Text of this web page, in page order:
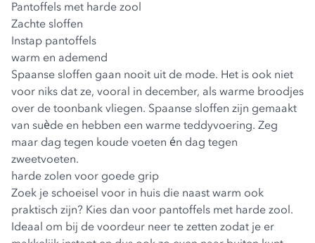
Pantoffels met harde zool
Zachte sloffen
Instap pantoffels
warm en ademend
Spaanse sloffen gaan nooit uit de mode. Het is ook niet
voor niks dat ze, vooral in december, als warme broodjes
over de toonbank vliegen. Spaanse sloffen zijn gemaakt
van suède en hebben een warme teddyvoering. Zeg
maar dag tegen koude voeten én dag tegen
zweetvoeten.
harde zolen voor goede grip
Zoek je schoeisel voor in huis die naast warm ook
praktisch zijn? Kies dan voor pantoffels met harde zool.
Ideaal om bij de voordeur neer te zetten zodat je er